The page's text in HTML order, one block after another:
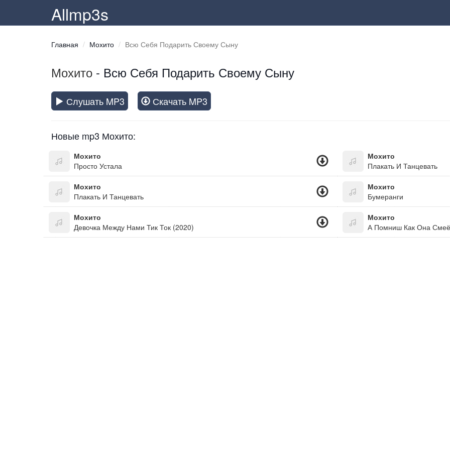
Allmp3s
Главная Мохито Всю Себя Подарить Своему Сыну
Мохито - Всю Себя Подарить Своему Сыну
Слушать MP3 Скачать MP3
Новые mp3 Мохито:
Мохито
Просто Устала
Мохито
Плакать И Танцевать
Мохито
Плакать И Танцевать
Мохито
Бумеранги
Мохито
Девочка Между Нами Тик Ток (2020)
Мохито
А Помниш Как Она